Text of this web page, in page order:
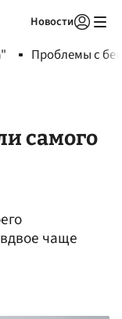
Новости
Проблемы с
самого
чаще